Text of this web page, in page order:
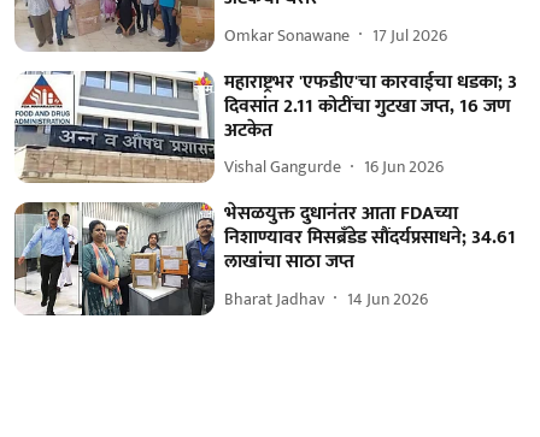
Omkar Sonawane 17 Jul 2026
महाराष्ट्रभर 'एफडीए'चा कारवाईचा धडका; 3
दिवसांत 2.11 कोटींचा गुटखा जप्त, 16 जण
अटकेत
Vishal Gangurde 16 Jun 2026
भेसळयुक्त दुधानंतर आता FDAच्या
निशाण्यावर मिसब्रँडेड सौंदर्यप्रसाधने; 34.61
लाखांचा साठा जप्त
Bharat Jadhav 14 Jun 2026